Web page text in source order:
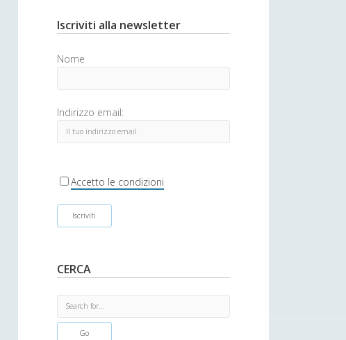
i
t
r
c
b
o
k
u
u
e
S
i
e
b
r
Iscriviti alla newsletter
Nome
Indirizzo email:
Accetto le condizioni
CERCA
e